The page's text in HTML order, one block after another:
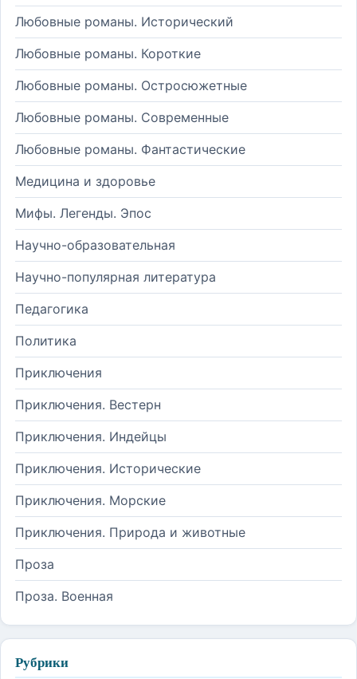
Любовные романы. Исторический
Любовные романы. Короткие
Любовные романы. Остросюжетные
Любовные романы. Современные
Любовные романы. Фантастические
Медицина и здоровье
Мифы. Легенды. Эпос
Научно-образовательная
Научно-популярная литература
Педагогика
Политика
Приключения
Приключения. Вестерн
Приключения. Индейцы
Приключения. Исторические
Приключения. Морские
Приключения. Природа и животные
Проза
Проза. Военная
Рубрики